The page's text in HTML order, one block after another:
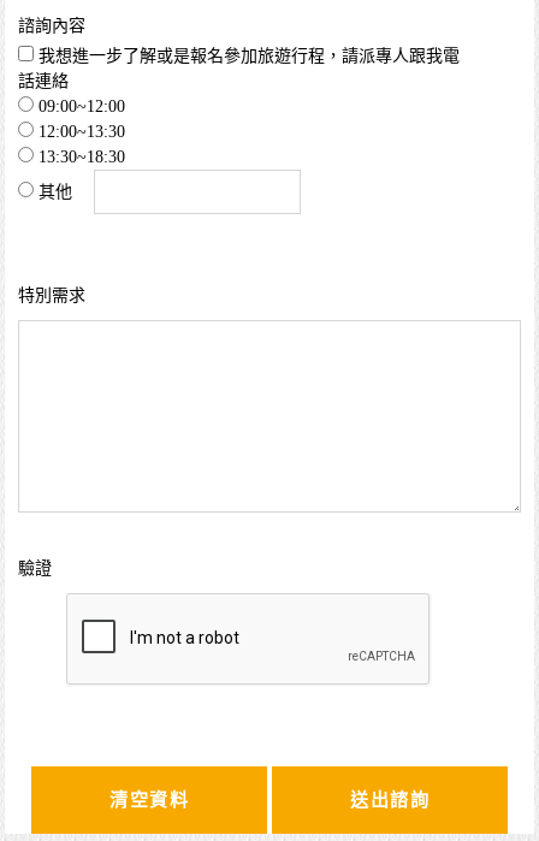
諮詢內容
我想進一步了解或是報名參加旅遊行程，請派專人跟我電
話連絡
09:00~12:00
12:00~13:30
13:30~18:30
其他
特別需求
驗證
清空資料